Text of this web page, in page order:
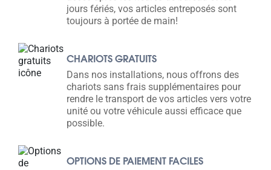
jours fériés, vos articles entreposés sont
toujours à portée de main!
CHARIOTS GRATUITS
Dans nos installations, nous offrons des
chariots sans frais supplémentaires pour
rendre le transport de vos articles vers votre
unité ou votre véhicule aussi efficace que
possible.
OPTIONS DE PAIEMENT FACILES